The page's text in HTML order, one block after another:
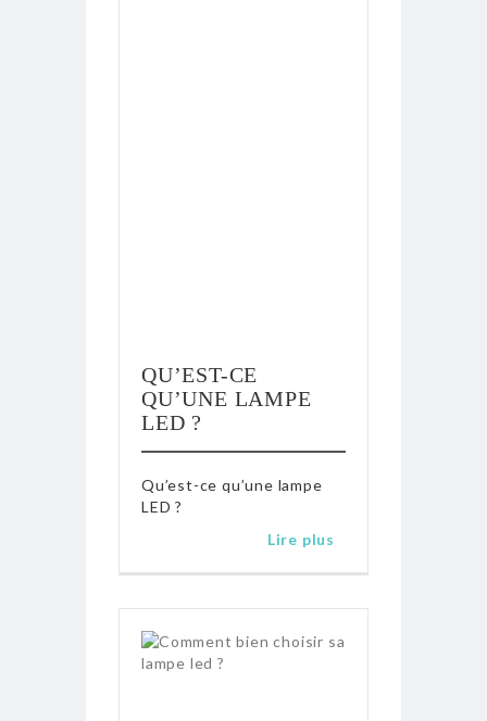
QU’EST-CE
QU’UNE LAMPE
LED ?
Qu’est-ce qu’une lampe
LED ?
Lire plus